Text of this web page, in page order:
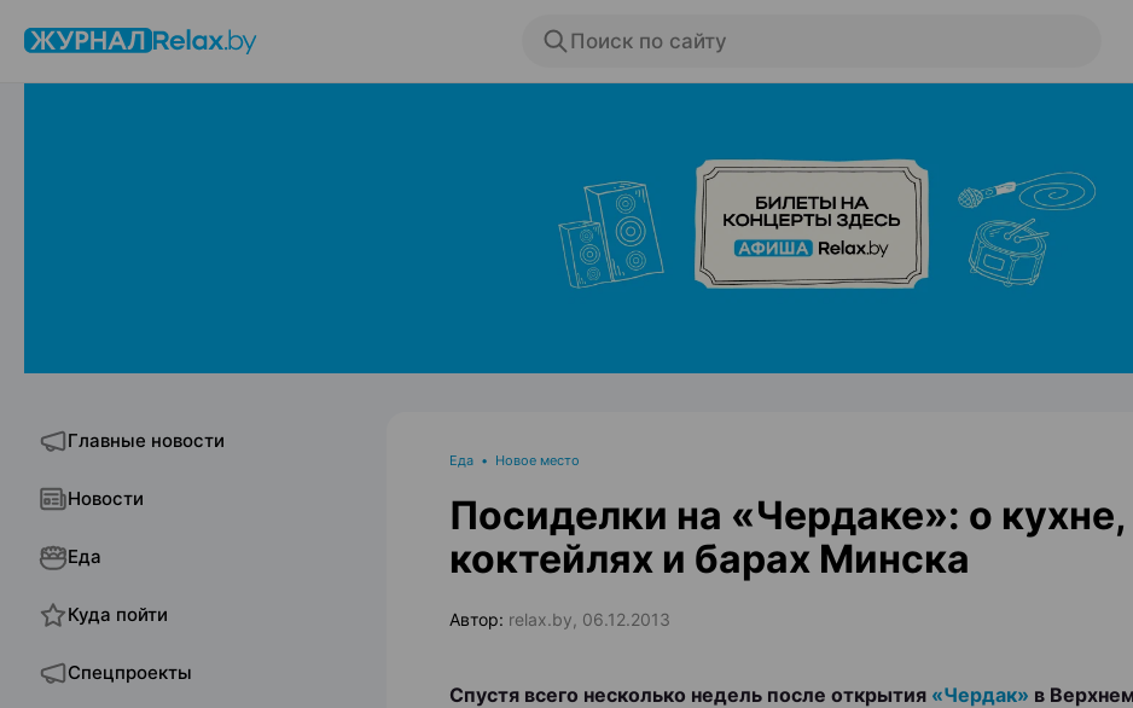
Поиск по сайту
ЭФФЕКТИВНАЯ РЕКЛАМА НА САЙТЕ
Главные новости
Новости
Еда
Куда пойти
Спецпроекты
Еда • Новое место
Посиделки на «Чердаке»: о кухне,
коктейлях и барах Минска
Автор: relax.by, 06.12.2013
Спустя всего несколько недель после открытия «Чердак» в